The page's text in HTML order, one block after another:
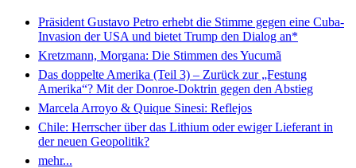
Präsident Gustavo Petro erhebt die Stimme gegen eine Cuba-
Invasion der USA und bietet Trump den Dialog an*
Kretzmann, Morgana: Die Stimmen des Yucumã
Das doppelte Amerika (Teil 3) – Zurück zur „Festung
Amerika“? Mit der Donroe-Doktrin gegen den Abstieg
Marcela Arroyo & Quique Sinesi: Reflejos
Chile: Herrscher über das Lithium oder ewiger Lieferant in
der neuen Geopolitik?
mehr...